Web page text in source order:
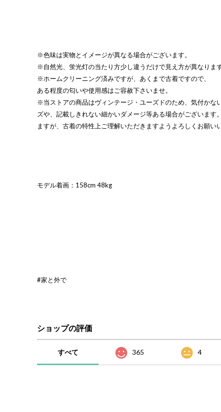
※色味は実物とイメージが異なる場合がございます。
※自然光、蛍光灯の当たり方少し違うだけで見え方が異なりま
※ホームクリーニング済みですが、あくまで古着ですので、
ある程度の匂いや使用感はご容赦下さいませ。
※当ストアの商品はヴィンテージ・ユーズドのため、気付かな
ズや、記載しきれない細かいダメージ等ある場合がございます
ますが、古着の特性上ご理解いただきますようよろしくお願い
モデル着画：158cm 48kg
#家と外で
ショップの評価
すべて 365 4